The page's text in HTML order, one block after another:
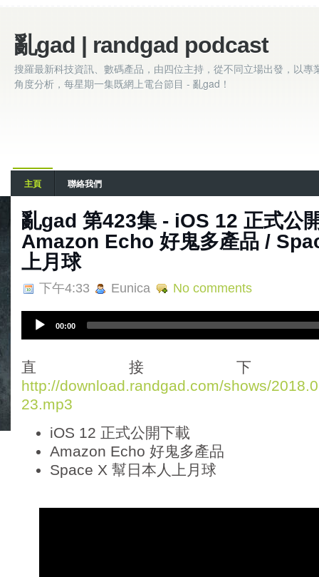
亂gad | randgad podcast
搜羅最新科技資訊、數碼產品，由四位主持，從不同立場出發，以專
角度分析，每星期一集既網上電台節目 - 亂gad！
主頁 聯絡我們
亂gad 第423集 - iOS 12 正式公
Amazon Echo 好鬼多產品 /
上月球
下午4:33 Eunica No comments
i
o
P
l
00:00
直接
http://download.randgad.com/shows/
23.mp3
iOS 12 正式公開下載
Amazon Echo 好鬼多產品
Space X 幫日本人上月球